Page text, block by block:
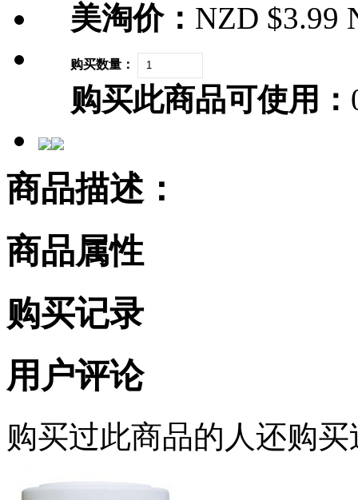
美淘价： NZD $3.99
购买数量：
购买此商品可使用：
商品描述：
商品属性
购买记录
用户评论
购买过此商品的人还购买